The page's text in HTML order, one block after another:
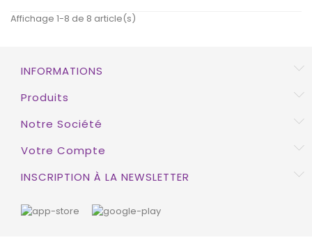
HORS STOCK
Affichage 1-8 de 8 article(s)
INFORMATIONS
Produits
Notre Société
Votre Compte
INSCRIPTION À LA NEWSLETTER